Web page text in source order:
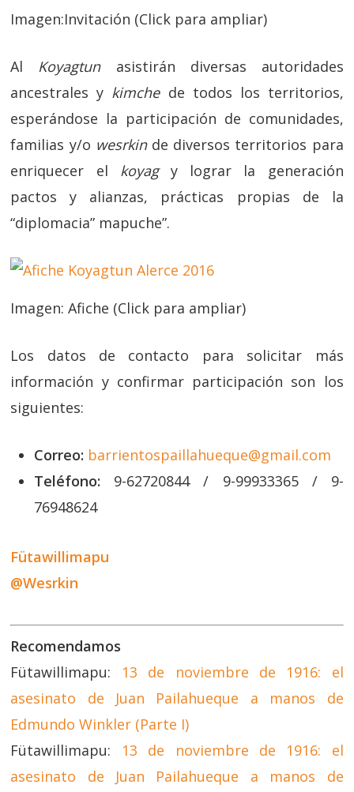
Imagen:Invitación (Click para ampliar)
Al Koyagtun asistirán diversas autoridades
ancestrales y kimchede todos los territorios,
esperándose la participación de comunidades,
familias y/o wesrkinde diversos territorios para
enriquecer el koyagy lograr la generación
pactos y alianzas, prácticas propias de la
“diplomacia” mapuche”.
Imagen: Afiche (Click para ampliar)
Los datos de contacto para solicitar más
información y confirmar participación son los
siguientes:
Correo: barrientospaillahueque@gmail.com
Teléfono: 9-62720844 / 9-99933365 / 9-
76948624
Fütawillimapu
@Wesrkin
Recomendamos
Fütawillimapu: 13 de noviembre de 1916: el
asesinato de Juan Pailahueque a manos de
Edmundo Winkler (Parte I)
Fütawillimapu: 13 de noviembre de 1916: el
asesinato de Juan Pailahueque a manos de